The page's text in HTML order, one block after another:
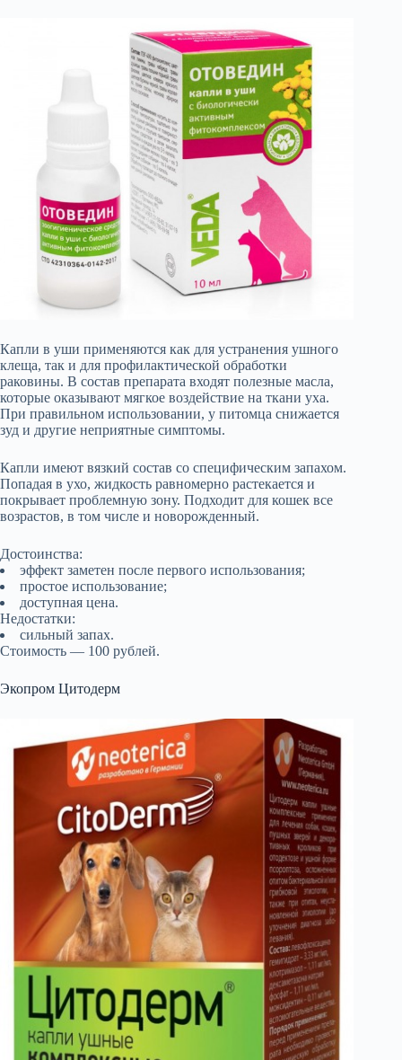
Капли в уши применяются как для устранения ушного
клеща, так и для профилактической обработки
раковины. В состав препарата входят полезные масла,
которые оказывают мягкое воздействие на ткани уха.
При правильном использовании, у питомца снижается
зуд и другие неприятные симптомы.
Капли имеют вязкий состав со специфическим запахом.
Попадая в ухо, жидкость равномерно растекается и
покрывает проблемную зону. Подходит для кошек все
возрастов, в том числе и новорожденный.
Достоинства:
эффект заметен после первого использования;
простое использование;
доступная цена.
Недостатки:
сильный запах.
Стоимость — 100 рублей.
Экопром Цитодерм